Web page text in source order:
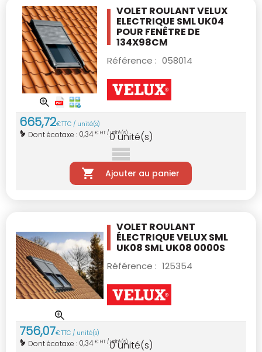
VOLET ROULANT VELUX
ELECTRIQUE SML UK04
POUR FENÊTRE DE
134X98CM
Référence : 058014
665,72€TTC / unité(s)
Dont écotaxe : 0,34€ HT / unité(s)
0unité(s)
Ajouter au panier
VOLET ROULANT
ÉLECTRIQUE VELUX SML
UK08 SML UK08 0000S
Référence : 125354
756,07€TTC / unité(s)
Dont écotaxe : 0,34€ HT / unité(s)
0unité(s)